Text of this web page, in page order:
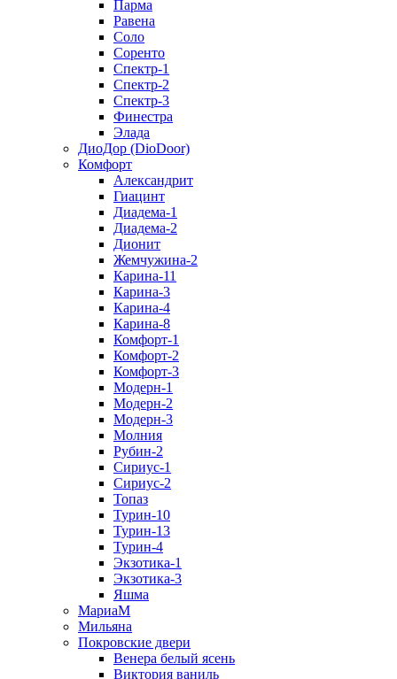
Парма
Равена
Соло
Соренто
Спектр-1
Спектр-2
Спектр-3
Финестра
Элада
ДиоДор (DioDoor)
Комфорт
Алекcандрит
Гиацинт
Диадема-1
Диадема-2
Дионит
Жемчужина-2
Карина-11
Карина-3
Карина-4
Карина-8
Комфорт-1
Комфорт-2
Комфорт-3
Модерн-1
Модерн-2
Модерн-3
Молния
Рубин-2
Сириус-1
Сириус-2
Топаз
Турин-10
Турин-13
Турин-4
Экзотика-1
Экзотика-3
Яшма
МариаМ
Мильяна
Покровские двери
Венера белый ясень
Виктория ваниль